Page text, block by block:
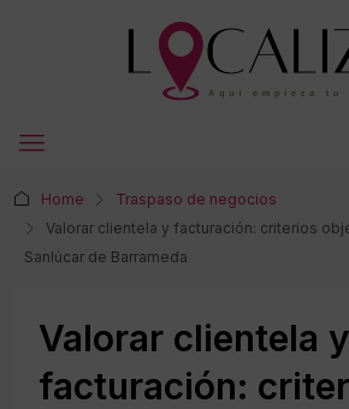
Home
Traspaso de negocios
Valorar clientela y facturación: criterios
Sanlúcar de Barrameda
Valorar clientela y
facturación: